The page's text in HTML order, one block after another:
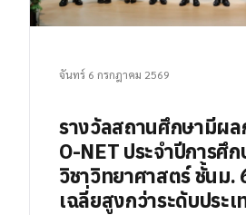
จันทร์ 6 กรกฎาคม 2569
รางวัลสถานศึกษามีผ
O-NET ประจำปีการศึ
วิชาวิทยาศาสตร์ ชั้นม.
เฉลี่ยสูงกว่าระดับประเ